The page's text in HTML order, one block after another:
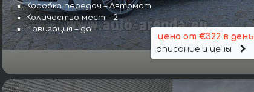
Коробка передач – Автомат
Количество мест – 2
Навигация – да
цена от €322 в день
описание и цены